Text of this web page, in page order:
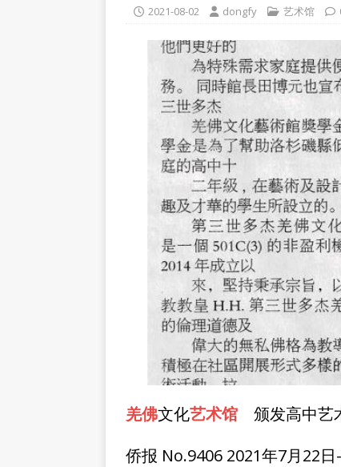
2021-08-02 dongfy 艺术馆
羌佛文化艺术馆 颁发高中艺
侨报 No.9406 2021年7月22日